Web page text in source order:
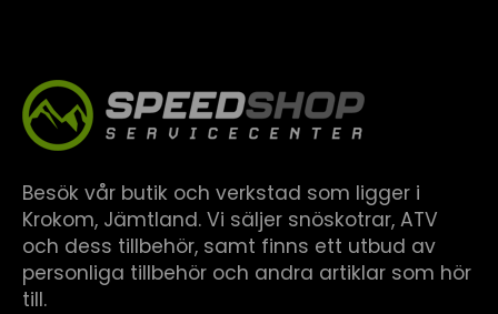
Besök vår butik och verkstad som ligger i
Krokom, Jämtland. Vi säljer snöskotrar, ATV
och dess tillbehör, samt finns ett utbud av
personliga tillbehör och andra artiklar som hör
till.